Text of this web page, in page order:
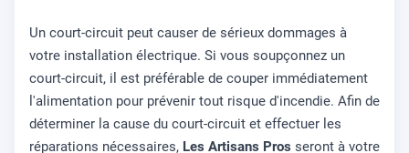
Un court-circuit peut causer de sérieux dommages à
votre installation électrique. Si vous soupçonnez un
court-circuit, il est préférable de couper immédiatement
l'alimentation pour prévenir tout risque d'incendie. Afin de
déterminer la cause du court-circuit et effectuer les
réparations nécessaires, Les Artisans Pros seront à votre